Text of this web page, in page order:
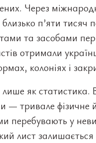
Через
п’яти тисяч
та засобами
отримали
колоніях і
як статистика.
— тривале фізичне
перебувають у
лист